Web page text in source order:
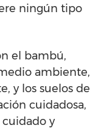
ningún tipo
el bambú,
ambiente,
y los suelos de
cuidadosa,
y